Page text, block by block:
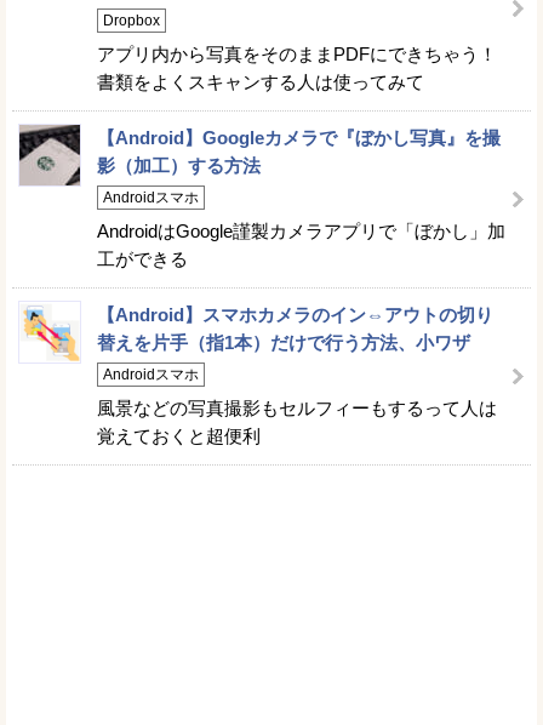
Dropbox
アプリ内から写真をそのままPDFにできちゃう！
書類をよくスキャンする人は使ってみて
【Android】Googleカメラで『ぼかし写真』を撮
影（加工）する方法
Androidスマホ
AndroidはGoogle謹製カメラアプリで「ぼかし」加
工ができる
【Android】スマホカメラのイン⇔アウトの切り
替えを片手（指1本）だけで行う方法、小ワザ
Androidスマホ
風景などの写真撮影もセルフィーもするって人は
覚えておくと超便利